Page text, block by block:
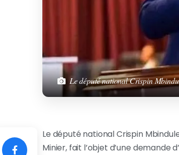
Le député national Crispin
Le député national Crispin
Minier, fait l’objet d’une demande